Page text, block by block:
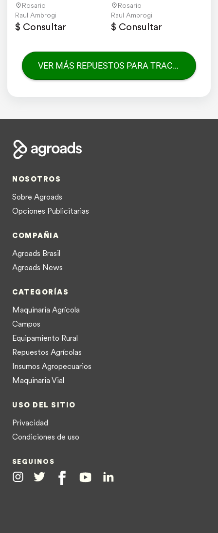
Rosario
Raul Ambrogi
$ Consultar
Rosario
Raul Ambrogi
$ Consultar
VER MÁS REPUESTOS PARA TRACTORES
NOSOTROS
Sobre Agroads
Opciones Publicitarias
COMPAÑIA
Agroads Brasil
Agroads News
CATEGORÍAS
Maquinaria Agrícola
Campos
Equipamiento Rural
Repuestos Agrícolas
Insumos Agropecuarios
Maquinaria Vial
USO DEL SITIO
Privacidad
Condiciones de uso
SEGUINOS
InstagramTwitter FacebookYoutubeLinkedin